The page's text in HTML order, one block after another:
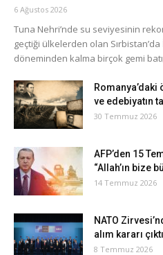
6 Ağustos 2026
Tuna Nehri’nde su seviyesinin
geçtiği ülkelerden olan Sırbistan’da
döneminden kalma birçok gemi
ve edebiyatın
30 Temmuz 2026
AFP’den 15
“Allah’ın bize
14 Temmuz 2026
NATO
alım kararı çıktı
8 Temmuz 2026